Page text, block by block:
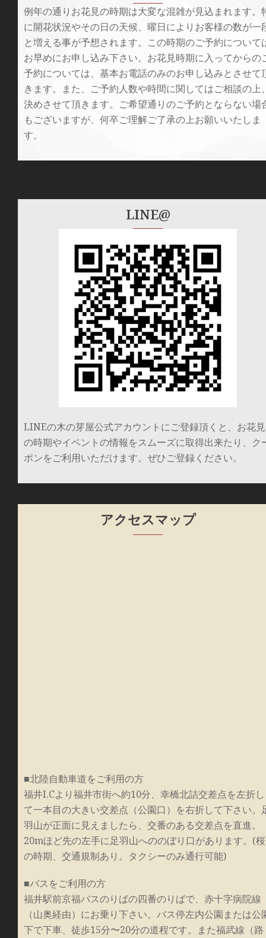
例年の通りお花見の時期は大変な混雑が見込まれます。
に開花状況やその日の天候、曜日によりお客様の数が一
と増える事が予想されます。この時期のご予約について
お早めにお申し込み下さい。お花見時期に入ってからの
予約については、基本お電話のみのお申し込みとさせて
きます。また、ご予約人数や時間に関してはご相談の上
決めさせて頂きます。ご希望通りのご予約とならない場
もございますが、何卒ご理解ご了承の上お願いいたしま
す。
LINE@
LINEの木の芽屋公式アカウントにご登録頂くと、お花見
の時期やイベントの情報をスムーズに取得出来たり、ク
ポンをご利用いただけます。ぜひご登録ください。
アクセスマップ
■北陸自動車道をご利用の方
福井I.Cより福井市街へ約10分、幸橋北詰交差点を左折し
て一本目の大きい交差点（公園口）を右折して下さい。
羽山が正面に見えましたら、交番のある交差点を直進。
20mほど先の左手に足羽山へののぼり口があります。(桜
の時期、交通規制あり。タクシーのみ通行可能)
■バスをご利用の方
福井駅前京福バスのりばの四番のりばで、赤十字病院線
（山奥経由）にお乗り下さい。バス停左内公園または公
下で下車、徒歩15分〜20分の道程です。また福武線（路